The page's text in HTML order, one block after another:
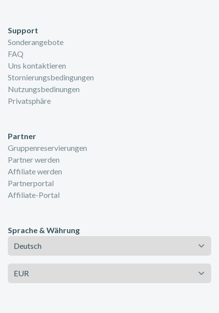
Support
Sonderangebote
FAQ
Uns kontaktieren
Stornierungsbedingungen
Nutzungsbedinungen
Privatsphäre
Partner
Gruppenreservierungen
Partner werden
Affiliate werden
Partnerportal
Affiliate-Portal
Sprache & Währung